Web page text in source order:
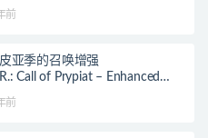
前
亚季的召唤增强
Call of Prypiat – Enhanced
前